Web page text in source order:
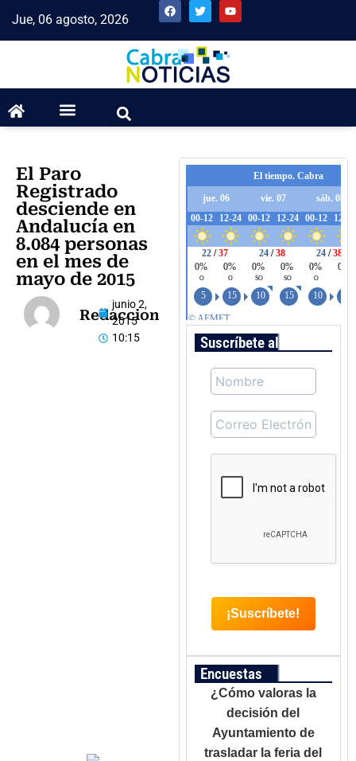
Jue, 06 agosto, 2026
El Paro
Registrado
desciende en
Andalucía en
8.084 personas
en el mes de
mayo de 2015
Redaccion
junio 2,
2015
10:15
Suscríbete al boletín
Encuestas
¿Cómo valoras la
decisión del
Ayuntamiento de
trasladar la feria del